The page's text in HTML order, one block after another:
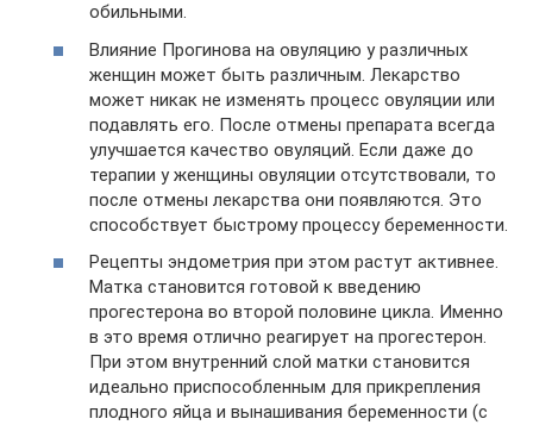
обильными.
Влияние Прогинова на овуляцию у различных
женщин может быть различным. Лекарство
может никак не изменять процесс овуляции или
подавлять его. После отмены препарата всегда
улучшается качество овуляций. Если даже до
терапии у женщины овуляции отсутствовали, то
после отмены лекарства они появляются. Это
способствует быстрому процессу беременности.
Рецепты эндометрия при этом растут активнее.
Матка становится готовой к введению
прогестерона во второй половине цикла. Именно
в это время отлично реагирует на прогестерон.
При этом внутренний слой матки становится
идеально приспособленным для прикрепления
плодного яйца и вынашивания беременности (с